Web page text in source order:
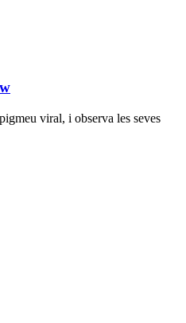
viral, i observa les seves